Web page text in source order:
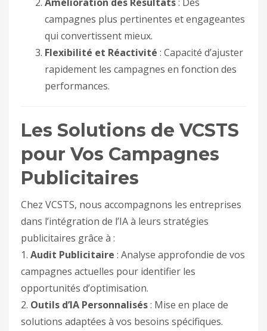
campagnes plus pertinentes et engageantes
qui convertissent mieux.
Flexibilité et Réactivité : Capacité d’ajuster
rapidement les campagnes en fonction des
performances.
Les Solutions de VCSTS
pour Vos Campagnes
Publicitaires
Chez VCSTS, nous accompagnons les entreprises
dans l’intégration de l’IA à leurs stratégies
publicitaires grâce à :
1. Audit Publicitaire : Analyse approfondie de vos
campagnes actuelles pour identifier les
opportunités d’optimisation.
2. Outils d’IA Personnalisés: Mise en place de
solutions adaptées à vos besoins spécifiques.